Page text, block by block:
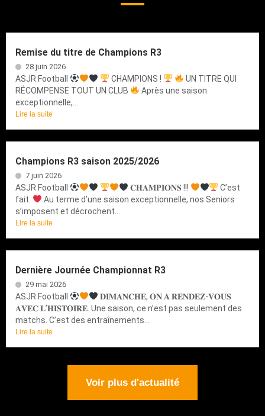
Remise du titre de Champions R3
28 juin 2026
ASJR Football CHAMPIONS !
UN TITRE QUI
RÉCOMPENSE TOUT UN CLUB
Après une saison
exceptionnelle,...
Lire la suite
Champions R3 saison 2025/2026
7 juin 2026
ASJR Football 𝐂𝐇𝐀𝐌𝐏𝐈𝐎𝐍𝐒 !!!
C’est
fait.
Au terme d’une saison exceptionnelle, nos Seniors
s’imposent et décrochent...
Lire la suite
Dernière Journée Championnat R3
29 mai 2026
ASJR Football
𝐃𝐈𝐌𝐀𝐍𝐂𝐇𝐄, 𝐎𝐍 𝐀 𝐑𝐄𝐍𝐃𝐄𝐙-𝐕𝐎𝐔𝐒
𝐀𝐕𝐄𝐂 𝐋’𝐇𝐈𝐒𝐓𝐎𝐈𝐑𝐄. Une saison, ce n’est pas seulement des
matchs. C’est des entraînements...
Lire la suite
Voir plus d'actualité